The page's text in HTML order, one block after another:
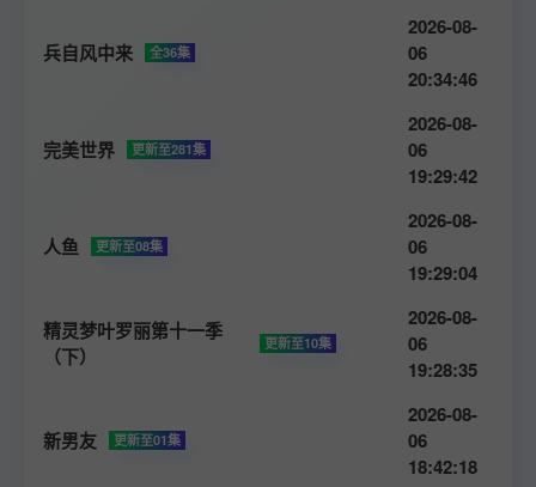
兵自风中来 全36集
2026-08-
06
20:34:46
完美世界 更新至281集
2026-08-
06
19:29:42
人鱼 更新至08集
2026-08-
06
19:29:04
精灵梦叶罗丽第十一季
（下）
更新至10集
2026-08-
06
19:28:35
新男友 更新至01集
2026-08-
06
18:42:18